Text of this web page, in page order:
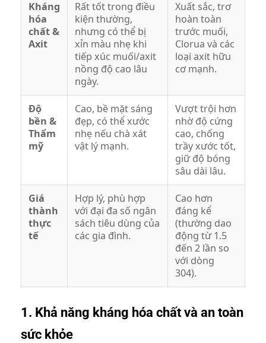
Kháng
hóa
chất &
Axit
Rất tốt trong điều
kiện thường,
nhưng có thể bị
xỉn màu nhẹ khi
tiếp xúc muối/axit
nồng độ cao lâu
ngày.
Xuất sắc, trơ
hoàn toàn
trước muối,
Clorua và các
loại axit hữu
cơ mạnh.
Độ
bền &
Thẩm
mỹ
Cao, bề mặt sáng
đẹp, có thể xước
nhẹ nếu chà xát
vật lý mạnh.
Vượt trội hơn
nhờ độ cứng
cao, chống
trầy xước tốt,
giữ độ bóng
sâu dài lâu.
Giá
thành
thực
tế
Hợp lý, phù hợp
với đại đa số ngân
sách tiêu dùng của
các gia đình.
Cao hơn
đáng kể
(thường dao
động từ 1.5
đến 2 lần so
với dòng
304).
1. Khả năng kháng hóa chất và an toàn
sức khỏe